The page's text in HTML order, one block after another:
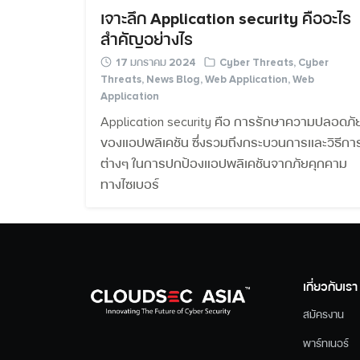
เจาะลึก Application security คืออะไร
สำคัญอย่างไร
17 มกราคม 2024 Cyber Threats, Cyber
Threats, News Blog,Web Application,Web
Application
Application security คือ การรักษาความปลอดภั
ของแอปพลิเคชัน ซึ่งรวมถึงกระบวนการและวิธีกา
ต่างๆ ในการปกป้องแอปพลิเคชันจากภัยคุกคาม
ทางไซเบอร์
เกี่ยวกับเรา
สมัครงาน
พาร์ทเนอร์